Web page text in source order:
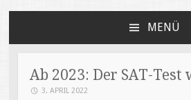
CONSULT US
Your independent
admissions
MENÜ
SPRINGEN
Ab 2023: Der SAT-
3. APRIL 2022